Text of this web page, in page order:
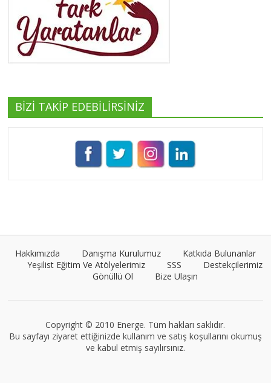
Yeşilist
Tüm yazıları görüntüle
BİZİ TAKİP EDEBİLİRSİNİZ
Hakkımızda Danışma Kurulumuz
Katkıda Bulunanlar
Yeşilist Eğitim Ve Atölyelerimiz
SSS
Destekçilerimiz
Gönüllü Ol
Bize Ulaşın
Copyright © 2010 Energe. Tüm hakları saklıdır.
Bu sayfayı ziyaret ettiğinizde kullanım ve satış koşullarını okumuş
ve kabul etmiş sayılırsınız.